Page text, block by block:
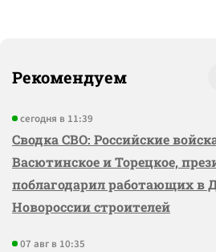
Рекомендуем
сегодня в 11:39
Сводка СВО: Российские
Васютинское и Торецкое,
поблагодарил работающих в
Новороссии строителей
07 авг в 10:35